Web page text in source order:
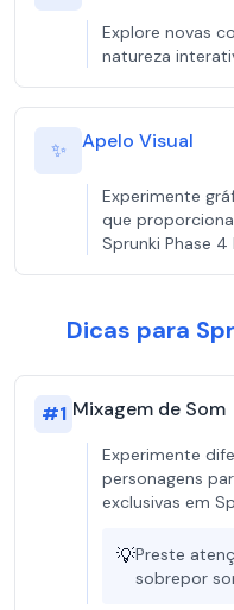
Explore novas
natureza
✨ Apelo Visual
Experimente
que
Sprunki Phase 4
Dicas para
#1 Mixagem de Som
Experimente
personagens
exclusivas em
💡Preste
sobrepor